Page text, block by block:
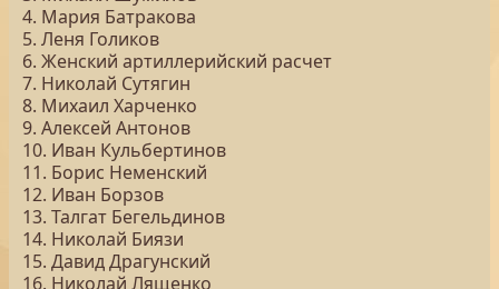
4. Мария Батракова
5. Леня Голиков
6. Женский артиллерийский расчет
7. Николай Сутягин
8. Михаил Харченко
9. Алексей Антонов
10. Иван Кульбертинов
11. Борис Неменский
12. Иван Борзов
13. Талгат Бегельдинов
14. Николай Биязи
15. Давид Драгунский
16. Николай Лященко